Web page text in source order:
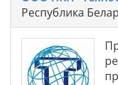
Республика